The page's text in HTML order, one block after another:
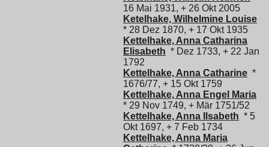
16 Mai 1931, + 26 Okt 2005
Ketelhake, Wilhelmine Louise
* 28 Dez 1870, + 17 Okt 1935
Kettelhake, Anna Catharina
Elisabeth * Dez 1733, + 22 Jan
1792
Kettelhake, Anna Catharine *
1676/77, + 15 Okt 1759
Kettelhake, Anna Engel Maria
* 29 Nov 1749, + Mär 1751/52
Kettelhake, Anna Ilsabeth * 5
Okt 1697, + 7 Feb 1734
Kettelhake, Anna Maria